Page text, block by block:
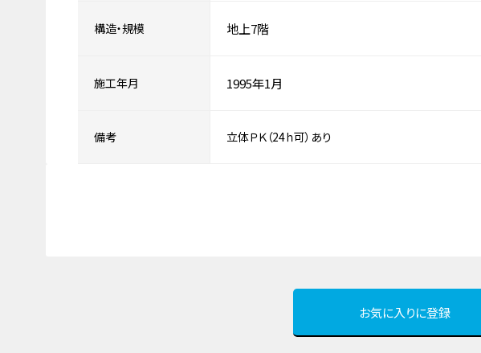
構造・規模 地上7階
施工年月 1995年1月
備考 立体ＰＫ（24ｈ可）あり
お気に入りに登録